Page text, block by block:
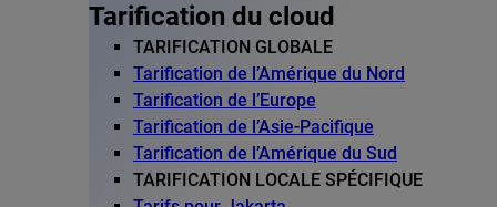
Tarification du cloud
TARIFICATION GLOBALE
Tarification de l’Amérique du Nord
Tarification de l’Europe
Tarification de l’Asie-Pacifique
Tarification de l’Amérique du Sud
TARIFICATION LOCALE SPÉCIFIQUE